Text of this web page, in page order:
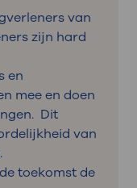
van
zijn hard
en
mee en doen
Dit
van
toekomst de